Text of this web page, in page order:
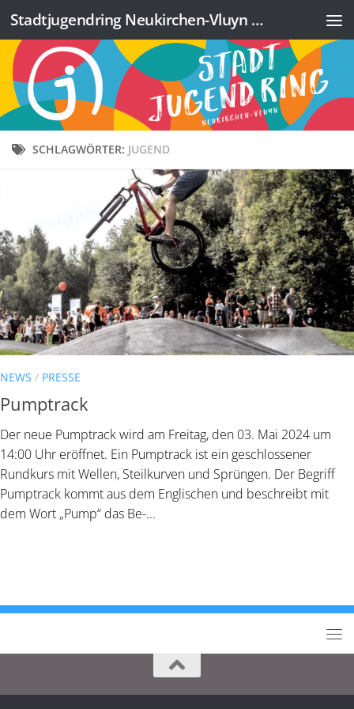
Zum Inhalt springen Stadtjugendring Neukirchen-Vluyn e.V.
SCHLAGWÖRTER: JUGEND
NEWS / PRESSE
Pumptrack
Der neue Pumptrack wird am Freitag, den 03. Mai 2024 um
14:00 Uhr eröffnet. Ein Pumptrack ist ein geschlossener
Rundkurs mit Wellen, Steilkurven und Sprüngen. Der Begriff
Pumptrack kommt aus dem Englischen und beschreibt mit
dem Wort „Pump“ das Be-...